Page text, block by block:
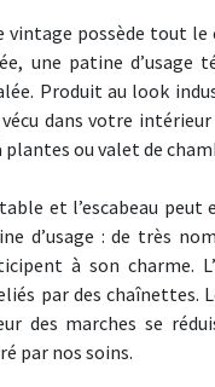
vintage possède tout le
une patine d’usage
Produit au look
dans votre
ou valet de
et l’escabeau peut
d’usage : de très
à son charme.
par des chaînettes.
des marches se
par nos soins.